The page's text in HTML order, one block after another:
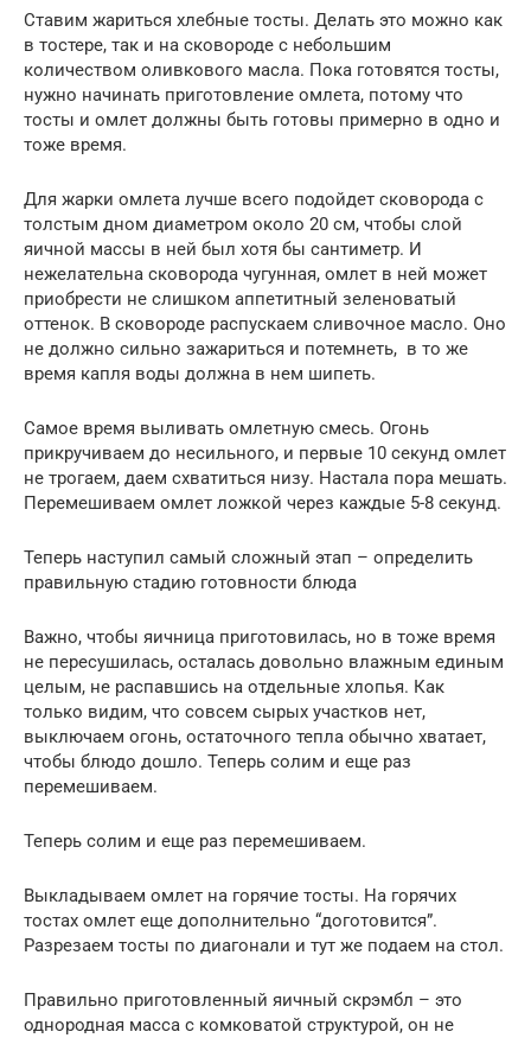
Ставим жариться хлебные тосты. Делать это можно как
в тостере, так и на сковороде с небольшим
количеством оливкового масла. Пока готовятся тосты,
нужно начинать приготовление омлета, потому что
тосты и омлет должны быть готовы примерно в одно и
тоже время.
Для жарки омлета лучше всего подойдет сковорода с
толстым дном диаметром около 20 см, чтобы слой
яичной массы в ней был хотя бы сантиметр. И
нежелательна сковорода чугунная, омлет в ней может
приобрести не слишком аппетитный зеленоватый
оттенок. В сковороде распускаем сливочное масло. Оно
не должно сильно зажариться и потемнеть, в то же
время капля воды должна в нем шипеть.
Самое время выливать омлетную смесь. Огонь
прикручиваем до несильного, и первые 10 секунд омлет
не трогаем, даем схватиться низу. Настала пора мешать.
Перемешиваем омлет ложкой через каждые 5-8 секунд.
Теперь наступил самый сложный этап – определить
правильную стадию готовности блюда
Важно, чтобы яичница приготовилась, но в тоже время
не пересушилась, осталась довольно влажным единым
целым, не распавшись на отдельные хлопья. Как
только видим, что совсем сырых участков нет,
выключаем огонь, остаточного тепла обычно хватает,
чтобы блюдо дошло. Теперь солим и еще раз
перемешиваем.
Теперь солим и еще раз перемешиваем.
Выкладываем омлет на горячие тосты. На горячих
тостах омлет еще дополнительно “доготовится”.
Разрезаем тосты по диагонали и тут же подаем на стол.
Правильно приготовленный яичный скрэмбл – это
однородная масса с комковатой структурой, он не